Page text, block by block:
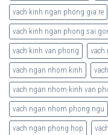
vach kinh ngan phong gia re
vach kinh ngan phong sai
vach kinh van phong vach
vach ngan nhom kinh
vach ngan nhom kinh van
vach ngan nhom phong ngu
vach ngan phong hop